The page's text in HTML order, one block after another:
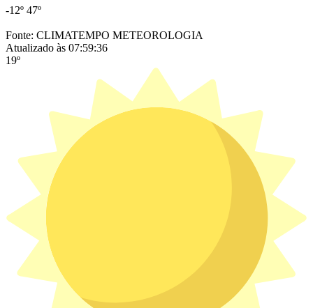
-12º 47º
Fonte: CLIMATEMPO METEOROLOGIA
Atualizado às 07:59:36
19º